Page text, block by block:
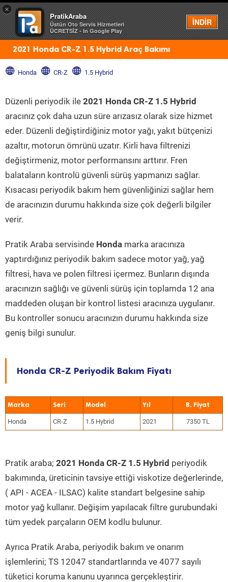
×
PratikAraba
Üstün Oto Servis Hizmetleri
ÜCRETSİZ - In Google Play
İNDİR
Menü
2021 Honda CR-Z 1.5 Hybrid Araç Bakımı
Honda CR-Z 1.5 Hybrid
Düzenli periyodik ile 2021 Honda CR-Z 1.5 Hybrid
aracınız çok daha uzun süre arızasız olarak size hizmet
eder. Düzenli değiştirdiğiniz motor yağı, yakıt bütçenizi
azaltır, motorun ömrünü uzatır. Kirli hava filtrenizi
değiştirmeniz, motor performansını arttırır. Fren
balataların kontrolü güvenli sürüş yapmanızı sağlar.
Kısacası periyodik bakım hem güvenliğinizi sağlar hem
de aracınızın durumu hakkında size çok değerli bilgiler
verir.
Pratik Araba servisinde Honda marka aracınıza
yaptırdığınız periyodik bakım sadece motor yağ, yağ
filtresi, hava ve polen filtresi içermez. Bunların dışında
aracınızın sağlığı ve güvenli sürüş için toplamda 12 ana
maddeden oluşan bir kontrol listesi aracınıza uygulanır.
Bu kontroller sonucu aracınızın durumu hakkında size
geniş bilgi sunulur.
Honda CR-Z Periyodik Bakım Fiyatı
Marka Seri Model Yıl
Honda CR-Z 1.5 Hybrid 2021 7350 TL
Pratik araba; 2021 Honda CR-Z 1.5 Hybrid periyodik
bakımında, üreticinin tavsiye ettiği viskotize değerlerinde,
( API - ACEA - ILSAC) kalite standart belgesine sahip
motor yağ kullanır. Değişim yapılacak filtre gurubundaki
tüm yedek parçaların OEM kodlu bulunur.
Ayrıca Pratik Araba, periyodik bakım ve onarım
işlemlerini; TS 12047 standartlarında ve 4077 sayılı
tüketici koruma kanunu uyarınca gerçekleştirir.